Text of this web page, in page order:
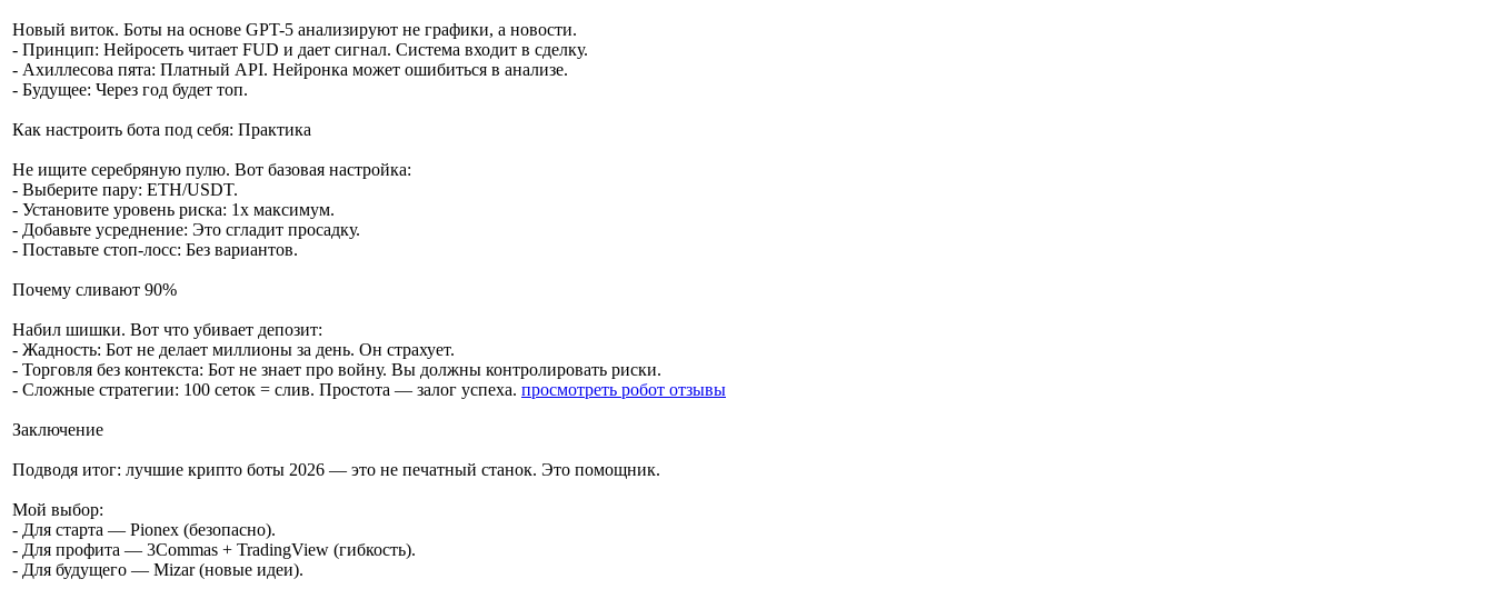
Новый виток. Боты на основе GPT-5 анализируют не графики, а новости.
- Принцип: Нейросеть читает FUD и дает сигнал. Система входит в сделку.
- Ахиллесова пята: Платный API. Нейронка может ошибиться в анализе.
- Будущее: Через год будет топ.
Как настроить бота под себя: Практика
Не ищите серебряную пулю. Вот базовая настройка:
- Выберите пару: ETH/USDT.
- Установите уровень риска: 1x максимум.
- Добавьте усреднение: Это сгладит просадку.
- Поставьте стоп-лосс: Без вариантов.
Почему сливают 90%
Набил шишки. Вот что убивает депозит:
- Жадность: Бот не делает миллионы за день. Он страхует.
- Торговля без контекста: Бот не знает про войну. Вы должны контролировать риски.
- Сложные стратегии: 100 сеток = слив. Простота — залог успеха. просмотреть робот отзывы
Заключение
Подводя итог: лучшие крипто боты 2026 — это не печатный станок. Это помощник.
Мой выбор:
- Для старта — Pionex (безопасно).
- Для профита — 3Commas + TradingView (гибкость).
- Для будущего — Mizar (новые идеи).